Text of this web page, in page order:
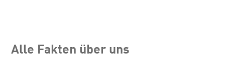
Alle Fakten über uns